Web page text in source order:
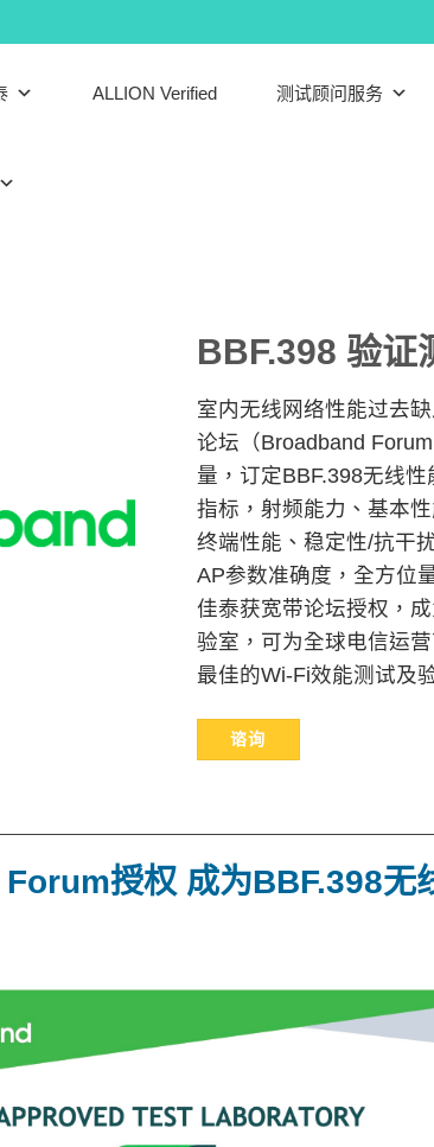
ALLION Verified 测试顾问服务
BBF.398 验证
室内无线网络性能过去
论坛（Broadband
量，订定BBF.398无线
指标，射频能力、基本
终端性能、稳定性/抗干
AP参数准确度，全方位
佳泰获宽带论坛授权，
验室，可为全球电信运
最佳的Wi-Fi效能测试及
谘询
授权 成为BBF.398无